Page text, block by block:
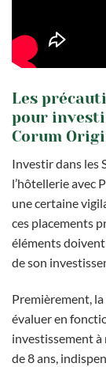
Les
pour
Corum
Investir dans les
l’hôtellerie avec
une certaine
ces placements
éléments
de son
Premièrement,
évaluer en
investissement
de 8 ans,